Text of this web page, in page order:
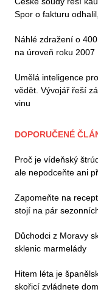
Spor o fakturu
Náhlé zdražení o
na úroveň roku 2007
Umělá inteligence
vědět. Vývojář řeší
vinu
DOPORUČENÉ
Proč je vídeňský
ale nepodceňte ani
Zapomeňte na
stojí na pár
Důchodci z Moravy
sklenic marmelády
Hitem léta je
skořicí zvládnete